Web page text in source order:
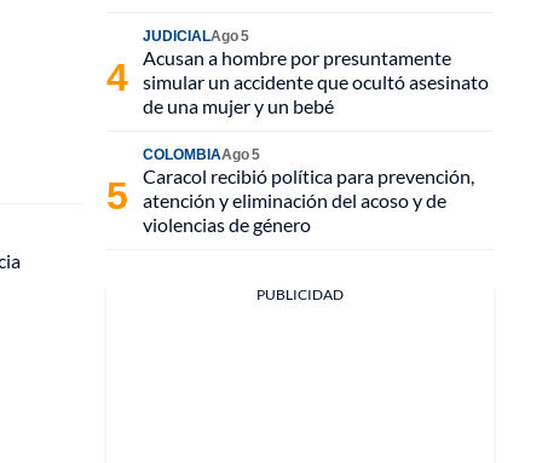
JUDICIALAgo 5
Acusan a hombre por presuntamente
simular un accidente que ocultó asesinato
de una mujer y un bebé
COLOMBIAAgo 5
Caracol recibió política para prevención,
atención y eliminación del acoso y de
violencias de género
PUBLICIDAD